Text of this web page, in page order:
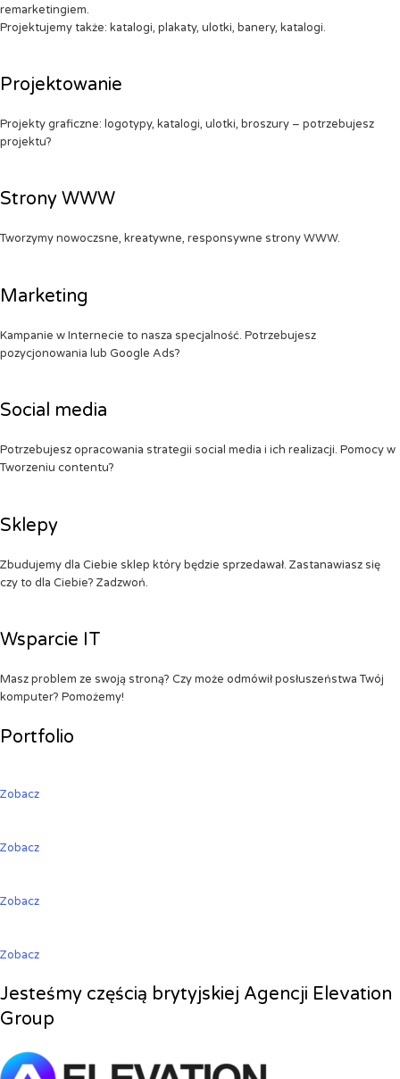
remarketingiem.
Projektujemy także: katalogi, plakaty, ulotki, banery, katalogi.
Projektowanie
Projekty graficzne: logotypy, katalogi, ulotki, broszury – potrzebujesz
projektu?
Strony WWW
Tworzymy nowoczsne, kreatywne, responsywne strony WWW.
Marketing
Kampanie w Internecie to nasza specjalność. Potrzebujesz
pozycjonowania lub Google Ads?
Social media
Potrzebujesz opracowania strategii social media i ich realizacji. Pomocy w
Tworzeniu contentu?
Sklepy
Zbudujemy dla Ciebie sklep który będzie sprzedawał. Zastanawiasz się
czy to dla Ciebie? Zadzwoń.
Wsparcie IT
Masz problem ze swoją stroną? Czy może odmówił posłuszeństwa Twój
komputer? Pomożemy!
Portfolio
Zobacz
Zobacz
Zobacz
Zobacz
Jesteśmy częścią brytyjskiej Agencji Elevation
Group